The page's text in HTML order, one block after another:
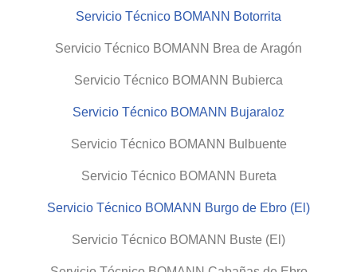
Servicio Técnico BOMANN Botorrita
Servicio Técnico BOMANN Brea de Aragón
Servicio Técnico BOMANN Bubierca
Servicio Técnico BOMANN Bujaraloz
Servicio Técnico BOMANN Bulbuente
Servicio Técnico BOMANN Bureta
Servicio Técnico BOMANN Burgo de Ebro (El)
Servicio Técnico BOMANN Buste (El)